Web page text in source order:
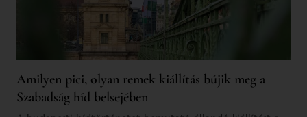
Amilyen pici, olyan remek kiállítás bújik meg a
Szabadság híd belsejében